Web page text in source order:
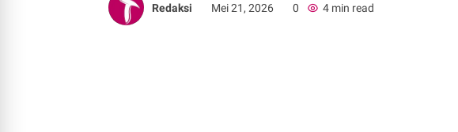
Redaksi Mei 21, 2026 0 4 min read